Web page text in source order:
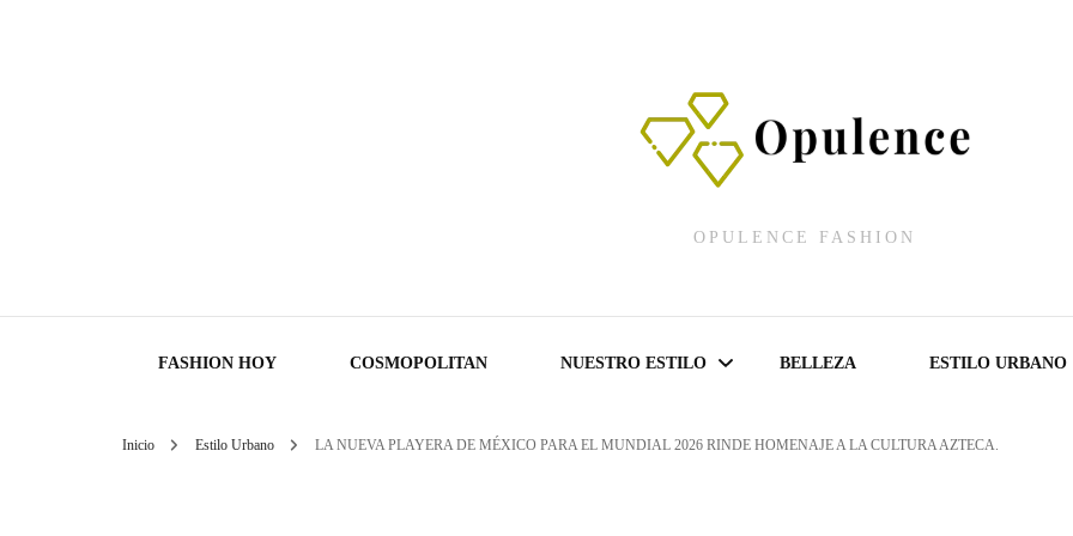
OPULENCE FASHION
FASHION HOY COSMOPOLITAN NUESTRO ESTILO BELLEZA ESTILO URBANO
Inicio Estilo Urbano LA NUEVA PLAYERA DE MÉXICO PARA EL MUNDIAL 2026 RINDE HOMENAJE A LA CULTURA AZTECA.